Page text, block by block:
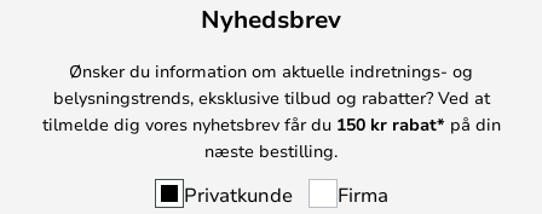
Nyhedsbrev
Ønsker du information om aktuelle indretnings- og
belysningstrends, eksklusive tilbud og rabatter? Ved at
tilmelde dig vores nyhetsbrev får du 150 kr rabat* på din
næste bestilling.
Privatkunde Firma